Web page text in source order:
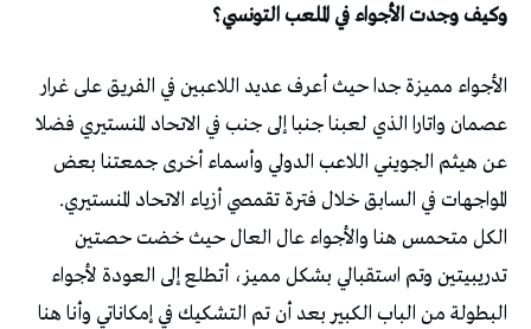
وكيف وجدت الأجواء في الملعب التونسي؟
الأجواء مميزة جدا حيث أعرف عديد اللاعبين في الفريق على غرار
عصمان واتارا الذي لعبنا جنبا إلى جنب في الاتحاد المنستيري فضلا
عن هيثم الجويني اللاعب الدولي وأسماء أخرى جمعتنا بعض
المواجهات في السابق خلال فترة تقمصي أزياء الاتحاد المنستيري.
الكل متحمس هنا والأجواء عال العال حيث خضت حصتين
تدريبيتين وتم استقبالي بشكل مميز، أتطلع إلى العودة لأجواء
البطولة من الباب الكبير بعد أن تم التشكيك في إمكاناتي وأنا هنا